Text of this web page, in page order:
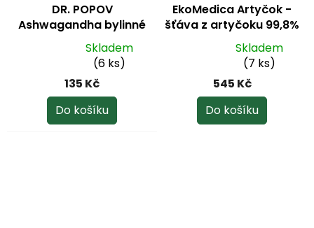
DR. POPOV
Ashwagandha bylinné
kapky 50 ml
Skladem
(6 ks)
135 Kč
Do košíku
EkoMedica Artyčok -
šťáva z artyčoku 99,8%
+ dárek
Artyčok 30 kapslí
produktu
Skladem
(7 ks)
545 Kč
Do košíku